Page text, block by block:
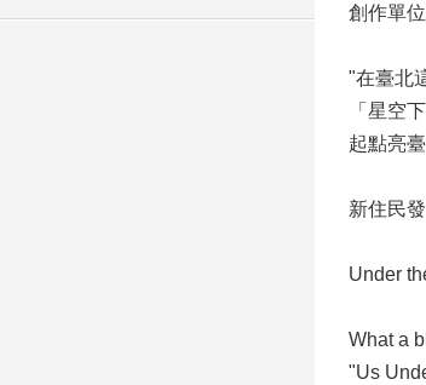
創作單
"在臺北
「星空
起點亮
新住民
Under
What a
"Us